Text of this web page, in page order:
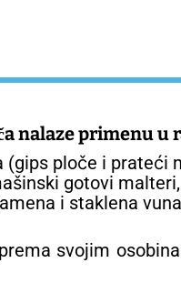
nalaze primenu
(gips ploče i prateći
gotovi
i staklena
svojim